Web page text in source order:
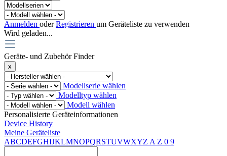
Anmelden oderRegistrieren um Geräteliste zu verwenden
Wird geladen...
Geräte- und Zubehör Finder
x
Modellserie wählen
Modelltyp wählen
Modell wählen
Personalisierte Geräteinformationen
Device History
Meine Geräteliste
ABCDEFGHIJKLMNOPQRSTUVWXYZ A Z 0 9